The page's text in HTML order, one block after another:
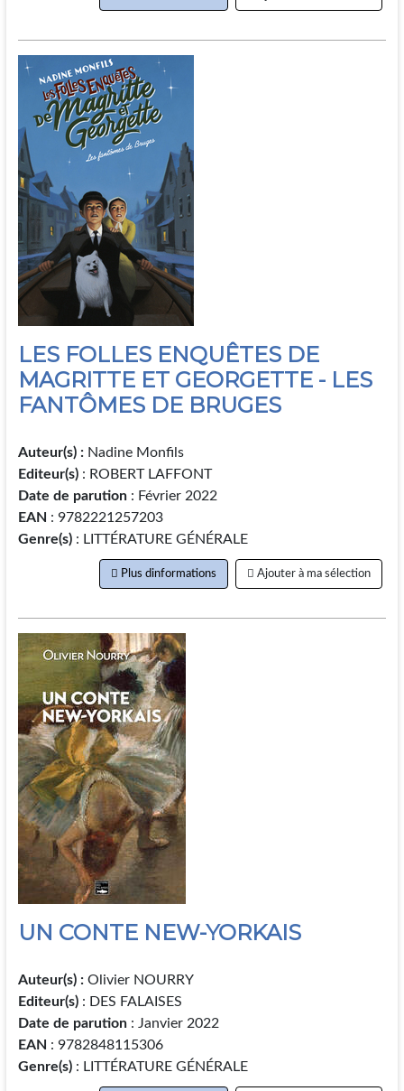
LES FOLLES ENQUÊTES DE
MAGRITTE ET GEORGETTE - LES
FANTÔMES DE BRUGES
Auteur(s) :Nadine Monfils
Editeur(s) : ROBERT LAFFONT
Date de parution: Février 2022
EAN : 9782221257203
Genre(s): LITTÉRATURE GÉNÉRALE
Plus dinformations Ajouter à ma sélection
UN CONTE NEW-YORKAIS
Auteur(s) :Olivier NOURRY
Editeur(s) : DES FALAISES
Date de parution: Janvier 2022
EAN : 9782848115306
Genre(s): LITTÉRATURE GÉNÉRALE